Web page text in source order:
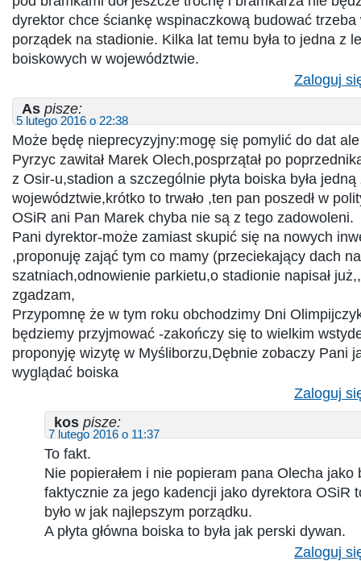
dyrektor chce ściankę wspinaczkową budować
porządek na stadionie. Kilka lat temu była to jedna z
boiskowych w województwie.
Zaloguj
As pisze:
5 lutego 2016 o 22:38
Może będę nieprecyzyjny:mogę się pomylić do dat
Pyrzyc zawitał Marek Olech,posprzątał po
z Osir-u,stadion a szczególnie płyta boiska była
województwie,krótko to trwało ,ten pan poszedł w
OSiR ani Pan Marek chyba nie są z tego zadowoleni.
Pani dyrektor-może zamiast skupić się na nowych
,proponuję zająć tym co mamy (przeciekający dach
szatniach,odnowienie parkietu,o stadionie napisał
zgadzam,
Przypomnę że w tym roku obchodzimy Dni
będziemy przyjmować -zakończy się to wielkim
proponyję wizytę w Myśliborzu,Dębnie zobaczy Pani
wyglądać boiska
Zaloguj
kos pisze:
7 lutego 2016 o 11:37
To fakt.
Nie popierałem i nie popieram pana Olecha jako
faktycznie za jego kadencji jako dyrektora OSiR
było w jak najlepszym porządku.
A płyta główna boiska to była jak perski dywan.
Zaloguj